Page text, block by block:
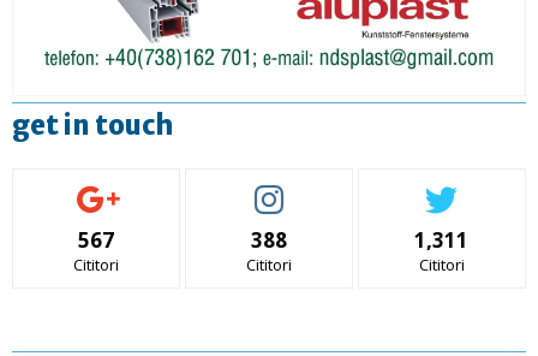
get in touch
567
Cititori
388
Cititori
1,311
Cititori